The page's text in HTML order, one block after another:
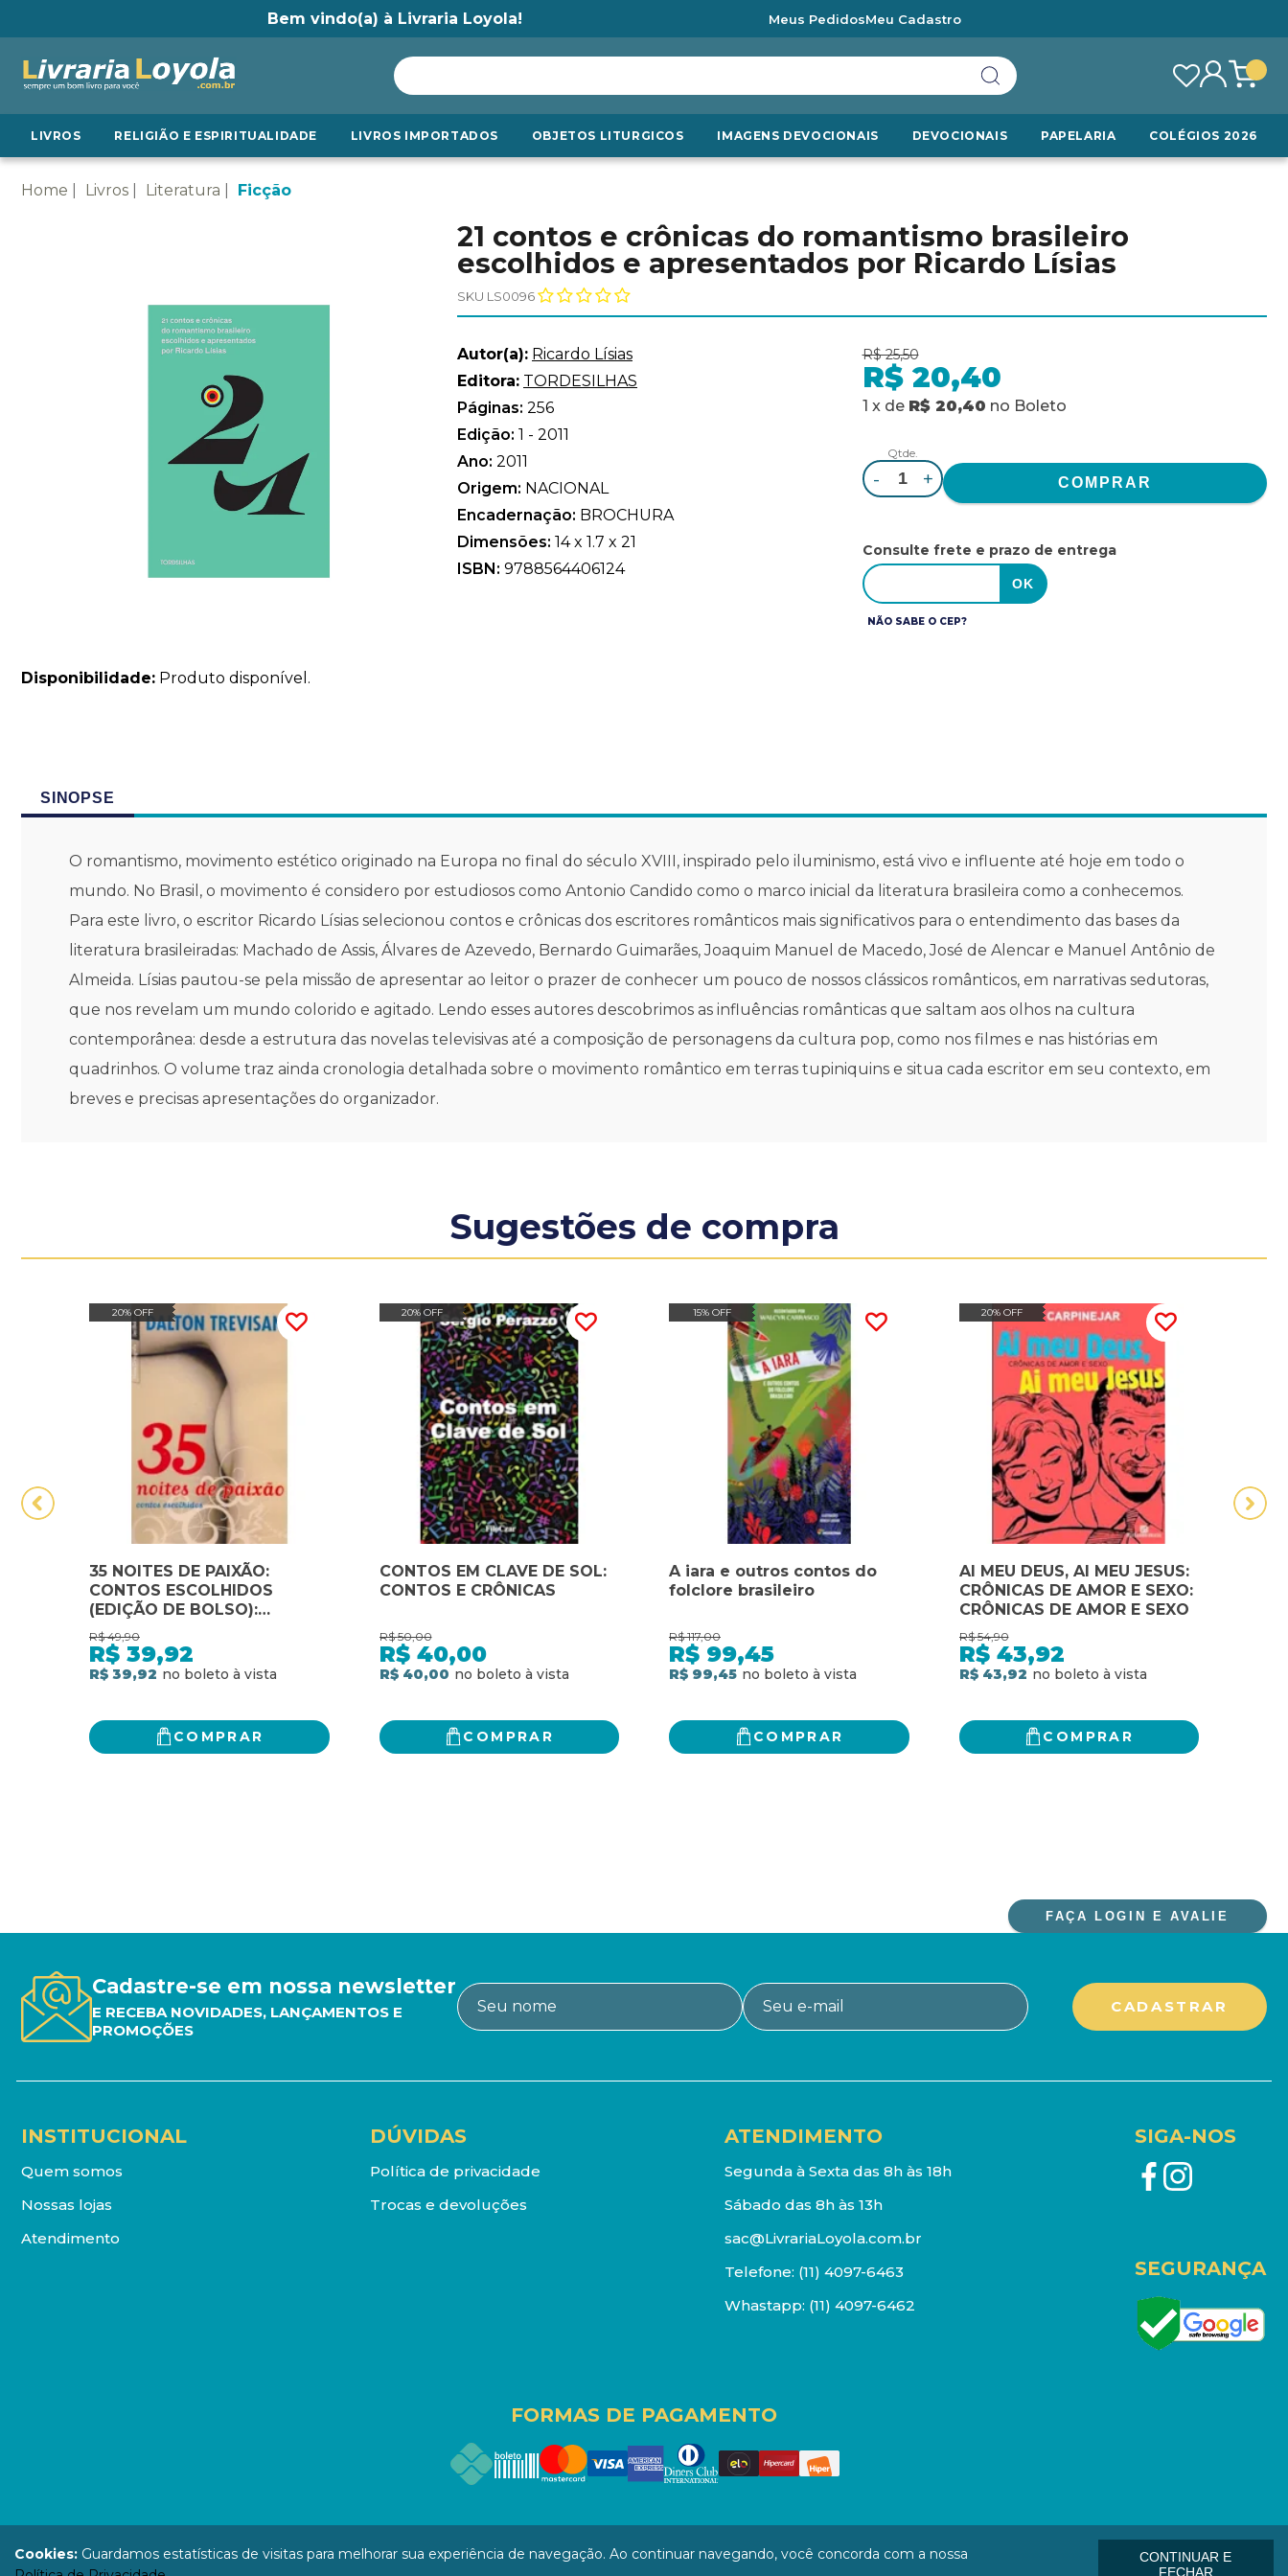
Bem vindo(a) à Livraria Loyola! Meus PedidosMeu Cadastro
LIVROS RELIGIÃO E ESPIRITUALIDADE LIVROS IMPORTADOS OBJETOS LITURGICOS IMAGENS DEVOCIONAIS DEVOCIONAIS PAPELARIA COLÉGIOS 2026
Home Livros Literatura Ficção
Disponibilidade: Produto disponível.
21 contos e crônicas do romantismo brasileiro
escolhidos e apresentados por Ricardo Lísias
SKU LS0096
Autor(a): Ricardo Lísias
Editora: TORDESILHAS
Páginas: 256
Edição: 1 - 2011
Ano: 2011
Origem: NACIONAL
Encadernação: BROCHURA
Dimensões: 14 x 1.7 x 21
ISBN: 9788564406124
R$ 25,50
R$ 20,40
1 x de R$ 20,40 no Boleto
Qtde.
- +
Consulte frete e prazo de entrega
NÃO SABE O CEP?
SINOPSE
O romantismo, movimento estético originado na Europa no final do século XVIII, inspirado pelo iluminismo, está vivo e influente até hoje em todo o
mundo. No Brasil, o movimento é considero por estudiosos como Antonio Candido como o marco inicial da literatura brasileira como a conhecemos.
Para este livro, o escritor Ricardo Lísias selecionou contos e crônicas dos escritores românticos mais significativos para o entendimento das bases da
literatura brasileiradas: Machado de Assis, Álvares de Azevedo, Bernardo Guimarães, Joaquim Manuel de Macedo, José de Alencar e Manuel Antônio de
Almeida. Lísias pautou-se pela missão de apresentar ao leitor o prazer de conhecer um pouco de nossos clássicos românticos, em narrativas sedutoras,
que nos revelam um mundo colorido e agitado. Lendo esses autores descobrimos as influências românticas que saltam aos olhos na cultura
contemporânea: desde a estrutura das novelas televisivas até a composição de personagens da cultura pop, como nos filmes e nas histórias em
quadrinhos. O volume traz ainda cronologia detalhada sobre o movimento romântico em terras tupiniquins e situa cada escritor em seu contexto, em
breves e precisas apresentações do organizador.
Sugestões de compra
20% OFF
35 NOITES DE PAIXÃO:
CONTOS ESCOLHIDOS
(EDIÇÃO DE BOLSO):
CONTOS ESCOLHIDOS
R$ 49,90
R$ 39,92
R$ 39,92
COMPRAR
20% OFF
CONTOS EM CLAVE DE SOL:
CONTOS E CRÔNICAS
R$ 50,00
R$ 40,00
R$ 40,00
COMPRAR
15% OFF
A iara e outros contos do
folclore brasileiro
R$ 117,00
R$ 99,45
R$ 99,45
COMPRAR
20% OFF
AI MEU DEUS, AI MEU JESUS:
CRÔNICAS DE AMOR E SEXO:
CRÔNICAS DE AMOR E SEXO
R$ 54,90
R$ 43,92
R$ 43,92
COMPRAR
FAÇA LOGIN E AVALIE
Cadastre-se em nossa newsletter
E RECEBA NOVIDADES, LANÇAMENTOS E
PROMOÇÕES
INSTITUCIONAL
Quem somos
Nossas lojas
Atendimento
DÚVIDAS
Política de privacidade
Trocas e devoluções
ATENDIMENTO
Segunda à Sexta das 8h às 18h
Sábado das 8h às 13h
sac@LivrariaLoyola.com.br
Telefone: (11) 4097-6463
Whastapp: (11) 4097-6462
SIGA-NOS
SEGURANÇA
FORMAS DE PAGAMENTO
67.946.814/0001-94 - LOJA - Rua Senador Feijó - São Paulo / SP - CEP: 01006-000
Cookies: Guardamos estatísticas de visitas para melhorar sua experiência de navegação. Ao continuar navegando, você concorda com a nossa
CONTINUAR E
FECHAR